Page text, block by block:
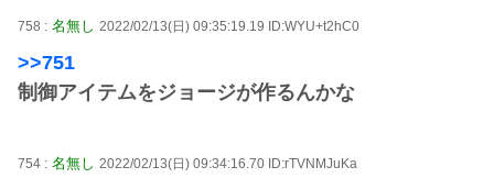
758 : 名無し 2022/02/13(日) 09:35:19.19 ID:WYU+t2hC0
>>751
制御アイテムをジョージが作るんかな
754 : 名無し 2022/02/13(日) 09:34:16.70 ID:rTVNMJuKa